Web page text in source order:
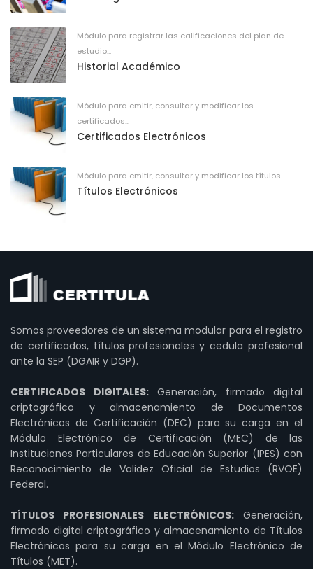
Módulo para registrar las calificaciones del plan de
estudio...
Historial Académico
Módulo para emitir, consultar y modificar los
certificados...
Certificados Electrónicos
Módulo para emitir, consultar y modificar los títulos...
Títulos Electrónicos
Somos proveedores de un sistema modular para el registro
de certificados, títulos profesionales y cedula profesional
ante la SEP (DGAIR y DGP).
CERTIFICADOS DIGITALES:Generación, firmado digital
criptográfico y almacenamiento de Documentos
Electrónicos de Certificación (DEC) para su carga en el
Módulo Electrónico de Certificación (MEC) de las
Instituciones Particulares de Educación Superior (IPES) con
Reconocimiento de Validez Oficial de Estudios (RVOE)
Federal.
TÍTULOS PROFESIONALES ELECTRÓNICOS:Generación,
firmado digital criptográfico y almacenamiento de Títulos
Electrónicos para su carga en el Módulo Electrónico de
Títulos (MET).